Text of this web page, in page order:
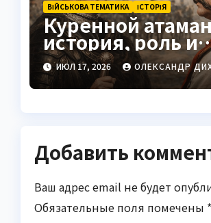
ВІЙСЬКОВА ТЕМАТИКА ІСТОРІЯ
Куренной
история, роль и
значение
ИЮЛ 17, 2026 ОЛЕКСАНДР
Добавить
Ваш адрес email не будет
Обязательные поля помечены *